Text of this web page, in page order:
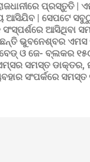
ରାଜଧାନୀରେ
| ସେପଟେ
ଆସିଥିବା
ଭୁବନେଶ୍ବର ଏମସ
ଓ ଜେ- ବ୍ଲକର
ସମସ୍ତ ଡାକ୍ତର,
ସଂପର୍କରେ